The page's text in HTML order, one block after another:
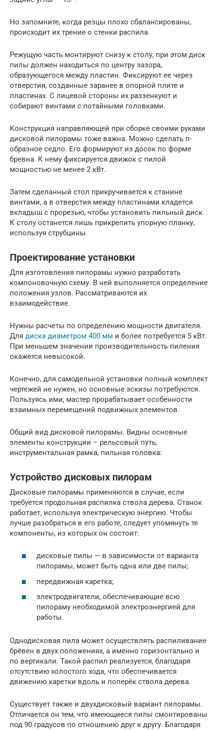
Но запомните, когда резцы плохо сбалансированы,
происходит их трение о стенки распила.
Режущую часть монтируют снизу к столу, при этом диск
пилы должен находиться по центру зазора,
образующегося между пластин. Фиксируют ее через
отверстия, созданные заранее в опорной плите и
пластинах. С лицевой стороны их раззенкуют и
собирают винтами с потайными головками.
Конструкция направляющей при сборке своими руками
дисковой пилорамы тоже важна. Можно сделать п-
образное седло. Его формируют из досок по форме
бревна. К нему фиксируется движок с пилой
мощностью не менее 2 кВт.
Затем сделанный стол прикручивается к станине
винтами, а в отверстия между пластинами кладется
вкладыш с прорезью, чтобы установить пильный диск.
К столу останется лишь прикрепить упорную планку,
используя струбцины.
Проектирование установки
Для изготовления пилорамы нужно разработать
компоновочную схему. В ней выполняется определение
положения узлов. Рассматриваются их
взаимодействие.
Нужны расчеты по определению мощности двигателя.
Для диска диаметром 400 мм и более потребуется 5 кВт.
При меньшем значении производительность пиления
окажется невысокой.
Конечно, для самодельной установки полный комплект
чертежей не нужен, но основные эскизы потребуются.
Пользуясь ими, мастер прорабатывает особенности
взаимных перемещений подвижных элементов.
Общий вид дисковой пилорамы. Видны основные
элементы конструкции – рельсовый путь,
инструментальная рамка, пильная головка:
Устройство дисковых пилорам
Дисковые пилорамы применяются в случае, если
требуется продольная распилка ствола дерева. Станок
работает, используя электрическую энергию. Чтобы
лучше разобраться в его работе, следует упомянуть те
компоненты, из которых он состоит:
дисковые пилы — в зависимости от варианта
пилорамы, может быть одна или две пилы;
передвижная каретка;
электродвигатели, обеспечивающие всю
пилораму необходимой электроэнергией для
работы.
Однодисковая пила может осуществлять распиливание
брёвен в двух положениях, а именно горизонтально и
по вертикали. Такой распил реализуется, благодаря
отсутствию холостого хода, что обеспечивается
движению каретки вдоль и поперёк ствола дерева.
Существует также и двухдисковый вариант пилорамы.
Отличается он тем, что имеющиеся пилы смонтированы
под 90 градусов по отношению друг к другу. Благодаря